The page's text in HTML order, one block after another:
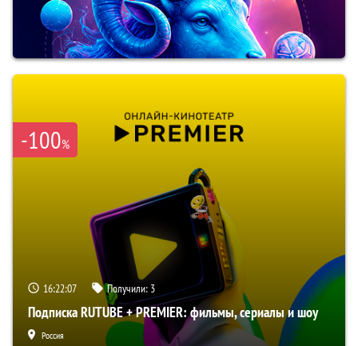
-100%
16:22:06 Получили: 3
Подписка RUTUBE + PREMIER: фильмы, сериалы и шоу
Россия